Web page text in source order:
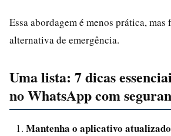
Essa abordagem é menos prática,
alternativa de emergência.
Uma lista: 7 dicas
no WhatsApp com
Mantenha o aplicativo atualizado